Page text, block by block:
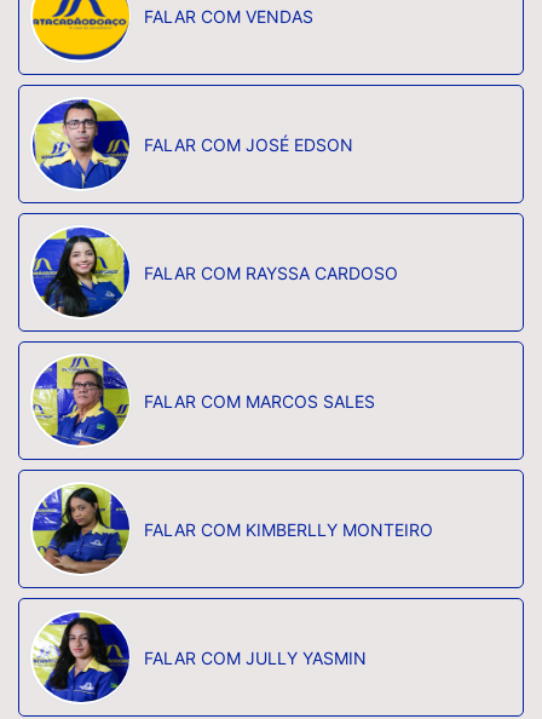
FALAR COM VENDAS
FALAR COM JOSÉ EDSON
FALAR COM RAYSSA CARDOSO
FALAR COM MARCOS SALES
FALAR COM KIMBERLLY MONTEIRO
FALAR COM JULLY YASMIN